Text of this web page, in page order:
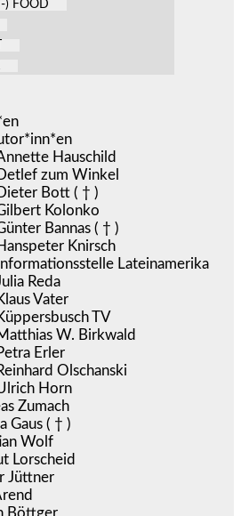
) FOOD
Hauschild
zum Winkel
Bott ( † )
Kolonko
Bannas ( † )
Knirsch
Informationsstelle Lateinamerika
Reda
Vater
TV
W. Birkwald
Erler
Olschanski
Horn
Zumach
Gaus ( † )
Wolf
Lorscheid
Jüttner
Böttger